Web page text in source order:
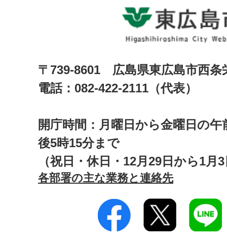
〒739-8601 広島県東広島市西
電話：082-422-2111（代表）
開庁時間：月曜日から金曜日の午
後5時15分まで
（祝日・休日・12月29日から1月
各部署の主な業務と連絡先